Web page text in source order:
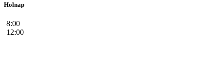
Holnap
8:00
12:00